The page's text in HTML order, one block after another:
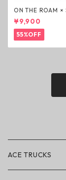
ON THE ROAM ×
ck Wino ライフス
ーズ ダーティー
ローム ジェイソ
スニーカー
¥9,900
55%OFF
ACE TRUCKS